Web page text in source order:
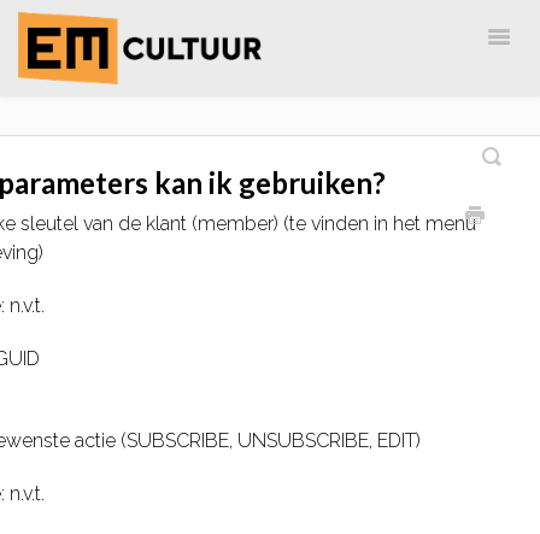
kan ik gebruiken?
sleutel van de klant (member) (te vinden in het menu
actie (SUBSCRIBE, UNSUBSCRIBE, EDIT)